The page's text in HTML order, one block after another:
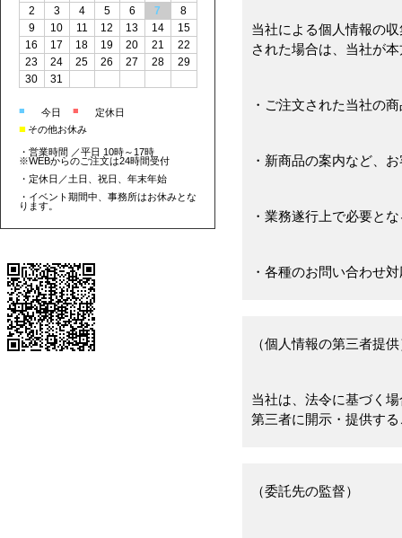
当社による個人情報の
された場合は、当社が
・ご注文された当社の
・新商品の案内など、
・業務遂行上で必要と
・各種のお問い合わせ
（個人情報の第三者提
当社は、法令に基づく
第三者に開示・提供す
（委託先の監督）
2
3 4 5 6 7
8
9
10 11 12 13 14
15
16
17 18 19 20 21
22
23
24 25 26 27 28
29
30
31
■ 今日 ■ 定休日
■ その他お休み
・営業時間 ／平日 10時～17時
※WEBからのご注文は24時間受付
・定休日／土日、祝日、年末年始
・イベント期間中、事務所はお休みとな
ります。